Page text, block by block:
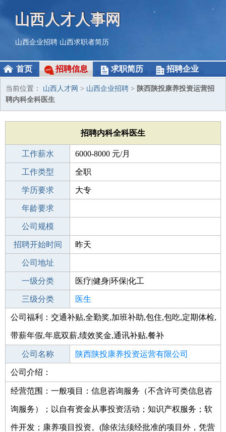
山西人才人事网
山西企业招聘 山西求职者简历
首页 招聘信息 求职简历 招聘企业
当前位置： 山西人才网 > 山西企业招聘 > 陕西陕投康养投资运营招
聘内科全科医生
招聘内科全科医生
工作薪水 6000-8000 元/月
招聘人数 1人
工作类型 全职
性别要求 -
学历要求 大专
工作经验
年龄要求
工作地点
公司规模
公司电话
招聘开始时间 昨天
招聘结束时间
公司地址
一级分类 医疗|健身|环保|化工
二级分类 医疗/护理
三级分类 医生
其他行业 制药/生物工程/医护
公司福利：交通补贴,全勤奖,加班补助,包住,包吃,定期体检,
带薪年假,年底双薪,绩效奖金,通讯补贴,餐补
公司名称 陕西陕投康养投资运营有限公司
公司类型
人独资)
公司介绍：
经营范围：一般项目：信息咨询服务（不含许可类信息咨
询服务）；以自有资金从事投资活动；知识产权服务；软
件开发；康养项目投资。(除依法须经批准的项目外，凭营